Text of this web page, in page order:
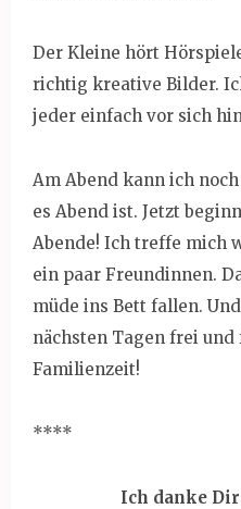
Der Kleine hört
richtig kreative Bilder.
jeder einfach vor sich
Am Abend kann ich
es Abend ist. Jetzt
Abende! Ich treffe mich
ein paar Freundinnen.
müde ins Bett fallen.
nächsten Tagen frei
Familienzeit!
****
Ich danke